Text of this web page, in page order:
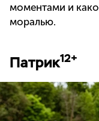
моментами и
моралью.
Патрик12+